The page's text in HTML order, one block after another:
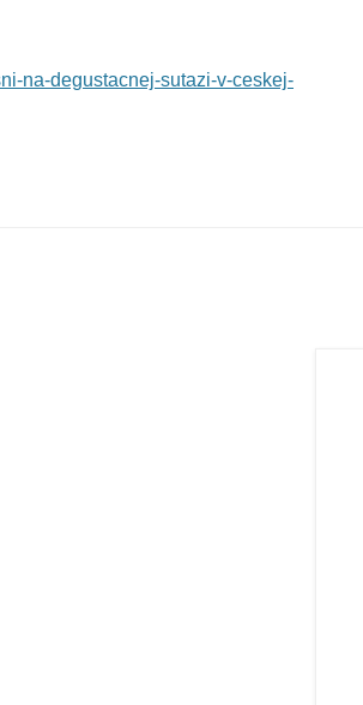
na-degustacnej-sutazi-v-ceskej-